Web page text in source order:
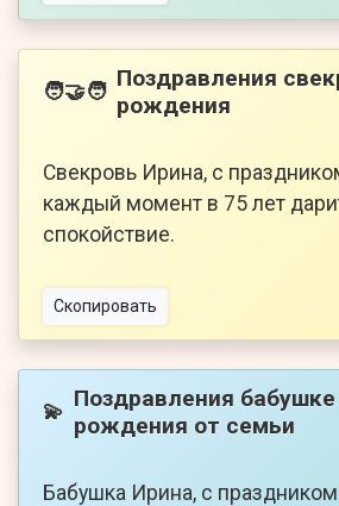
🧑‍🤝‍🧑 Поздравления
рождения
Свекровь Ирина, с
каждый момент в 75 лет
спокойствие.
Скопировать
💫 Поздравления
рождения от семьи
Бабушка Ирина, с